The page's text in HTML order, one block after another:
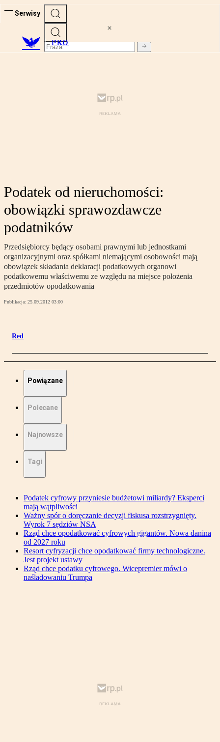
Serwisy
PRO
Podatek od nieruchomości:
obowiązki sprawozdawcze
podatników
Przedsiębiorcy będący osobami prawnymi lub jednostkami
organizacyjnymi oraz spółkami niemającymi osobowości mają
obowiązek składania deklaracji podatkowych organowi
podatkowemu właściwemu ze względu na miejsce położenia
przedmiotów opodatkowania
Publikacja: 25.09.2012 03:00
Red
Powiązane
Polecane
Najnowsze
Tagi
Podatek cyfrowy przyniesie budżetowi miliardy? Eksperci
mają wątpliwości
Ważny spór o doręczanie decyzji fiskusa rozstrzygnięty.
Wyrok 7 sędziów NSA
Rząd chce opodatkować cyfrowych gigantów. Nowa danina
od 2027 roku
Resort cyfryzacji chce opodatkować firmy technologiczne.
Jest projekt ustawy
Rząd chce podatku cyfrowego. Wicepremier mówi o
naśladowaniu Trumpa